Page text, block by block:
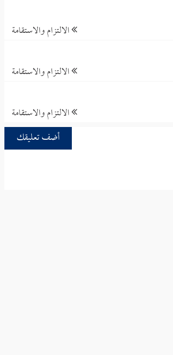
الالتزام والاستقامة
الالتزام والاستقامة
الالتزام والاستقامة
أضف تعليقك